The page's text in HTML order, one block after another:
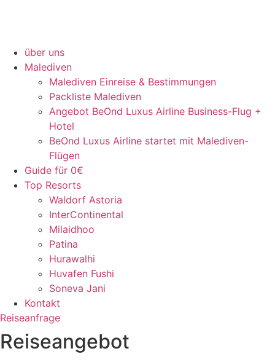
über uns
Malediven
Malediven Einreise & Bestimmungen
Packliste Malediven
Angebot BeOnd Luxus Airline Business-Flug +
Hotel
BeOnd Luxus Airline startet mit Malediven-
Flügen
Guide für 0€
Top Resorts
Waldorf Astoria
InterContinental
Milaidhoo
Patina
Hurawalhi
Huvafen Fushi
Soneva Jani
Kontakt
Reiseanfrage
Reiseangebot